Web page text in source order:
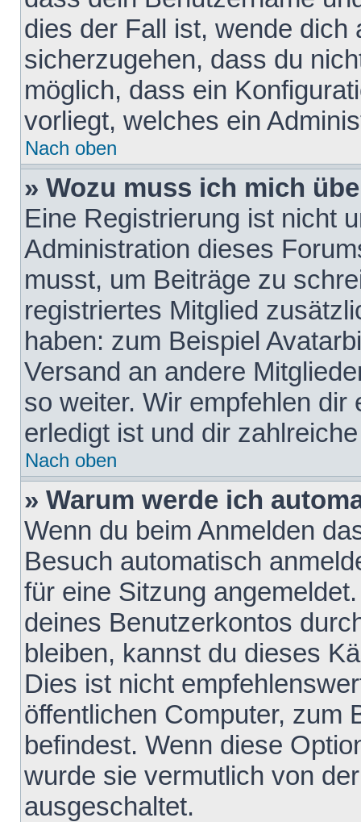
dies der Fall ist, wende dich
sicherzugehen, dass du
möglich, dass ein
vorliegt, welches ein
Nach oben
» Wozu muss ich mich
Eine Registrierung ist nicht
Administration dieses
musst, um Beiträge zu
registriertes Mitglied
haben: zum Beispiel
Versand an andere
so weiter. Wir empfehlen
erledigt ist und dir
Nach oben
» Warum werde ich
Wenn du beim Anmelden
Besuch automatisch
für eine Sitzung
deines Benutzerkontos
bleiben, kannst du dieses
Dies ist nicht
öffentlichen Computer, zum
befindest. Wenn diese
wurde sie vermutlich von
ausgeschaltet.